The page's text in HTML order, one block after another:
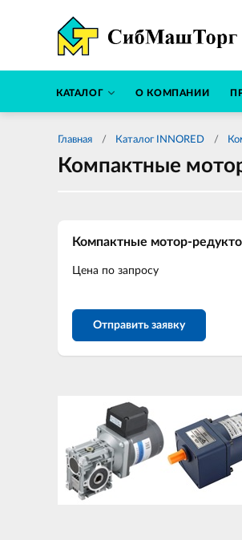
КАТАЛОГ О КОМПАНИИ
Главная Каталог INNORED
Компактные
Компактные мотор-
Цена по запросу
Отправить заявку